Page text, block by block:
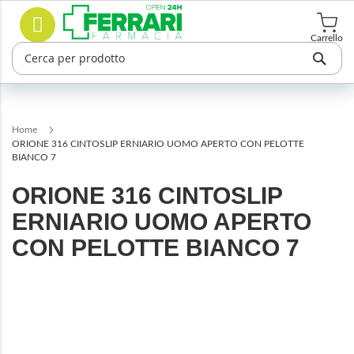
Salta
contenuto
Carrello
Cerca
Home
ORIONE 316 CINTOSLIP ERNIARIO UOMO APERTO CON PELOTTE
BIANCO 7
ORIONE 316 CINTOSLIP
ERNIARIO UOMO APERTO
CON PELOTTE BIANCO 7